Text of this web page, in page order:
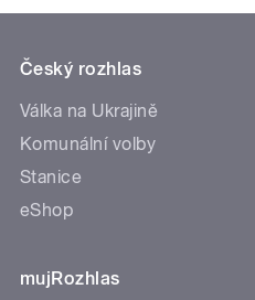
Český rozhlas
Válka na Ukrajině
Komunální volby
Stanice
eShop
mujRozhlas